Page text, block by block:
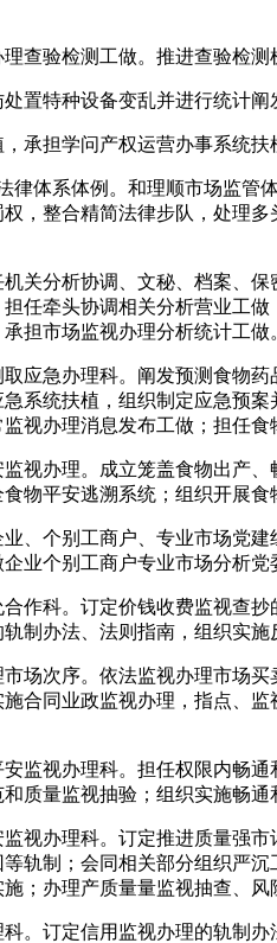
验检测工做。推进查验检测
特种设备变乱并进行统计阐
担学问产权运营办事系统扶
体系体例。和理顺市场监管体
，整合精简法律步队，处理
分析协调、文秘、档案、保
任牵头协调相关分析营业工
担市场监视办理分析统计工做
急办理科。阐发预测食物药
系统扶植，组织制定应急预
视办理消息发布工做；担任
办理。成立笼盖食物出产、
物平安逃溯系统；组织开展
个别工商户、专业市场党建
业个别工商户专业市场分析党
科。订定价钱收费监视查抄
制办法、法则指南，组织实
次序。依法监视办理市场买
合同业政监视办理，指点、
视办理科。担任权限内畅通
质量监视抽验；组织实施畅
办理科。订定推进质量强市
轨制；会同相关部分组织严
；办理产质量量监视抽查、
订定信用监视办理的轨制办